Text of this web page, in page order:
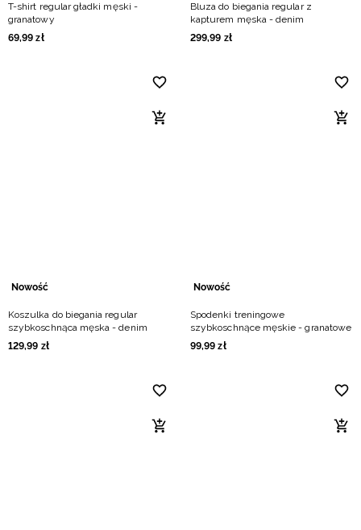
T-shirt regular gładki męski -
granatowy
69,99 zł
Bluza do biegania regular z
kapturem męska - denim
299,99 zł
Nowość
Koszulka do biegania regular
szybkoschnąca męska - denim
129,99 zł
Nowość
Spodenki treningowe
szybkoschnące męskie - granatowe
99,99 zł